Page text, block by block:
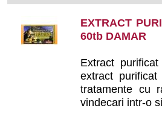
EXTRACT
60tb DAMAR
Extract
extract
tratamente cu
vindecari intr-o